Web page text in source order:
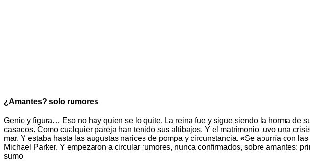
¿Amantes? solo rumores
Genio y figura… Eso no hay quien se lo quite. La reina fue y sigue siendo la horma de
casados. Como cualquier pareja han tenido sus altibajos. Y el matrimonio tuvo una
mar. Y estaba hasta las augustas narices de pompa y circunstancia. «Se aburría con
Michael Parker. Y empezaron a circular rumores, nunca confirmados, sobre amantes:
sumo.